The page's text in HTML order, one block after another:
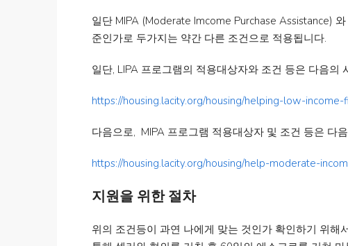
일단 MIPA (Moderate Imcome Purchase Assistance)
준인가로 두가지는 약간 다른 조건으로 적용됩니다.
일단, LIPA 프로그램의 적용대상자와 조건 등은 다음
https://housing.lacity.org/housing/helping-low-
다음으로, MIPA 프로그램 적용대상자 및 조건 등은 다
https://housing.lacity.org/housing/help-moderate-
지원을 위한 절차
위의 조건등이 과연 나에게 맞는 것인가 확인하기 위